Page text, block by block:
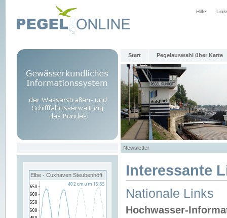
Hilfe
Start Pegelauswahl über Karte
Newsletter
Elbe - Cuxhaven Steubenhöft Interessante
Nationale Links
Hochwasser-